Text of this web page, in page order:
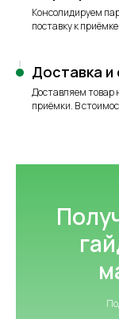
Консолидируем
поставку к
Доставка и
Доставляем товар
приёмки. В